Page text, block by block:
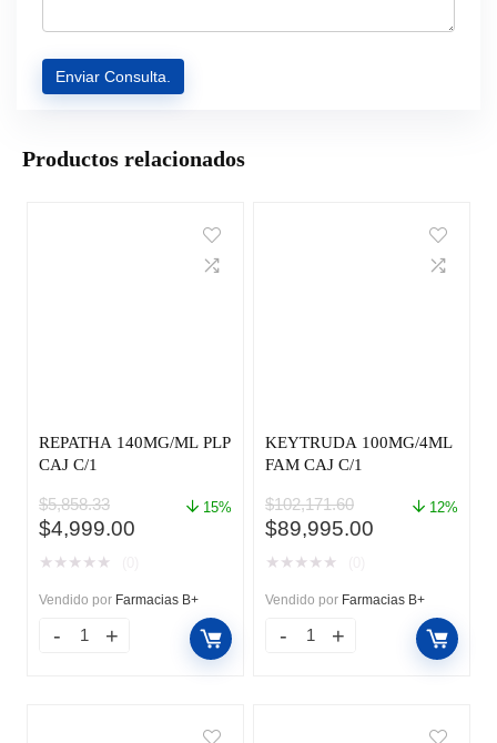
Productos relacionados
REPATHA 140MG/ML PLP
CAJ C/1
$5,858.33
El
precio
era:
$5,858.33.
$4,999.00
es:
$4,999.00.
15%
★ ★ ★ ★ ★
Vendido por Farmacias B+
KEYTRUDA 100MG/4ML
FAM CAJ C/1
$102,171.60
El
precio
era:
$102,171.60.
$89,995.00
es:
$89,995.00.
12%
★ ★ ★ ★ ★
Vendido por Farmacias B+